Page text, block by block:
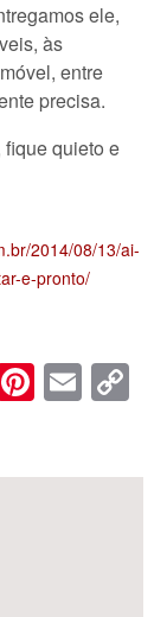
ele,
às
entre
precisa.
quieto e
2014/08/13/ai-
e-pronto/